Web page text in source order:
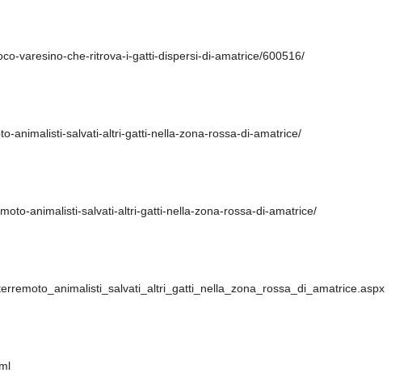
varesino-che-ritrova-i-gatti-dispersi-di-amatrice/600516/
animalisti-salvati-altri-gatti-nella-zona-rossa-di-amatrice/
animalisti-salvati-altri-gatti-nella-zona-rossa-di-amatrice/